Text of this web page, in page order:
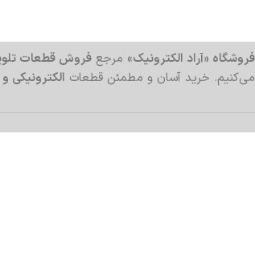
فروشگاه «آراد الکترونیک» مرجع فروش قطعات
می‌کنیم. خرید آسان و مطمئن قطعات الکترونیکی